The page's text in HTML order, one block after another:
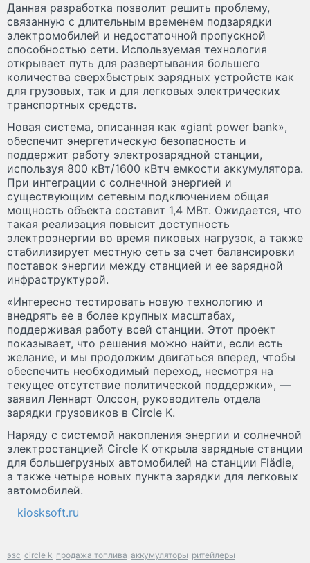
Данная разработка позволит решить проблему,
связанную с длительным временем подзарядки
электромобилей и недостаточной пропускной
способностью сети. Используемая технология
открывает путь для развертывания большего
количества сверхбыстрых зарядных устройств как
для грузовых, так и для легковых электрических
транспортных средств.
Новая система, описанная как «giant power bank»,
обеспечит энергетическую безопасность и
поддержит работу электрозарядной станции,
используя 800 кВт/1600 кВтч емкости аккумулятора.
При интеграции с солнечной энергией и
существующим сетевым подключением общая
мощность объекта составит 1,4 МВт. Ожидается, что
такая реализация повысит доступность
электроэнергии во время пиковых нагрузок, а также
стабилизирует местную сеть за счет балансировки
поставок энергии между станцией и ее зарядной
инфраструктурой.
«Интересно тестировать новую технологию и
внедрять ее в более крупных масштабах,
поддерживая работу всей станции. Этот проект
показывает, что решения можно найти, если есть
желание, и мы продолжим двигаться вперед, чтобы
обеспечить необходимый переход, несмотря на
текущее отсутствие политической поддержки», —
заявил Леннарт Олссон, руководитель отдела
зарядки грузовиков в Circle K.
Наряду с системой накопления энергии и солнечной
электростанцией Circle K открыла зарядные станции
для большегрузных автомобилей на станции Flädie,
а также четыре новых пункта зарядки для легковых
автомобилей.
kiosksoft.ru
эзс circle k продажа топлива аккумуляторы ритейлеры